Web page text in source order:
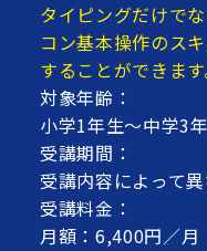
タイピングだけで
コン基本操作のス
することができます
対象年齢：
小学1年生～中学3
受講期間：
受講内容によって
受講料金：
月額：6,400円／